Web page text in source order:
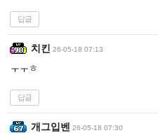
답글
치킨 26-05-18 07:13
ㅜㅜㅎ
답글
개그입벤 26-05-18 07:30